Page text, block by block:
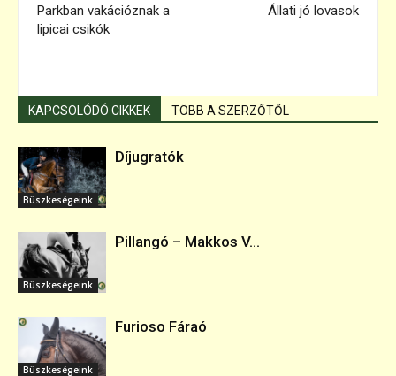
Parkban vakációznak a
lipicai csikók
Állati jó lovasok
KAPCSOLÓDÓ CIKKEK TÖBB A SZERZŐTŐL
Büszkeségeink
Díjugratók
Büszkeségeink
Pillangó – Makkos V...
Büszkeségeink
Furioso Fáraó